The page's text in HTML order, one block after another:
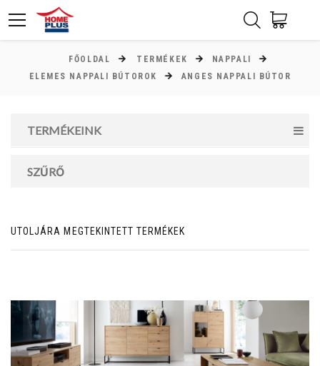
FŐOLDAL TERMÉKEK
NAPPALI
ELEMES NAPPALI BÚTOROK
ANGES NAPPALI BÚTOR
TERMÉKEINK
SZŰRŐ
Ft
MAGASSÁG
cm
SZÉLESSÉG
UTOLJÁRA MEGTEKINTETT TERMÉKEK